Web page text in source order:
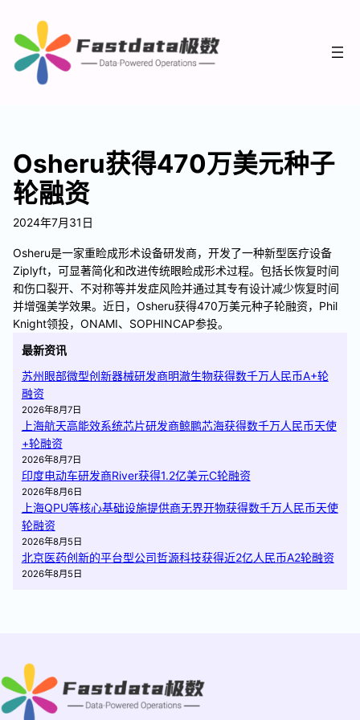
Osheru获得470万美元种子
轮融资
2024年7月31日
Osheru是一家重睑成形术设备研发商，开发了一种新型医疗设备
Ziplyft，可显著简化和改进传统眼睑成形术过程。包括长恢复时间
和伤口裂开、不对称等并发症风险并通过其专有设计减少恢复时间
并增强美学效果。近日，Osheru获得470万美元种子轮融资，Phil
Knight领投，ONAMI、SOPHINCAP参投。
最新资讯
苏州眼部微型创新器械研发商明澈生物获得数千万人民币A+轮
融资
2026年8月7日
上海航天高能效系统芯片研发商鲸鹏芯海获得数千万人民币天使
+轮融资
2026年8月7日
印度电动车研发商River获得1.2亿美元C轮融资
2026年8月6日
上海QPU等核心基础设施提供商无界开物获得数千万人民币天使
轮融资
2026年8月5日
北京医药创新的平台型公司哲源科技获得近2亿人民币A2轮融资
2026年8月5日